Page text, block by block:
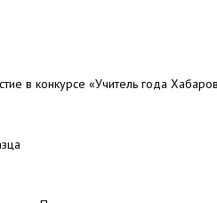
в конкурсе «Учитель года